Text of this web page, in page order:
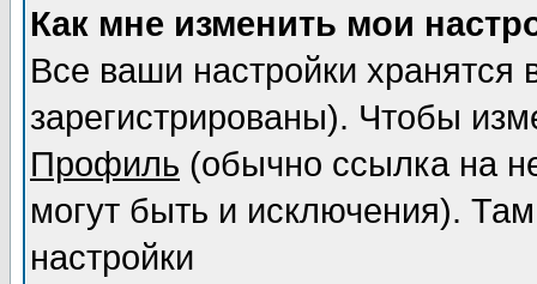
Как мне изменить мои
Все ваши настройки
зарегистрированы). Чтобы
Профиль (обычно ссылка на
могут быть и исключения).
настройки